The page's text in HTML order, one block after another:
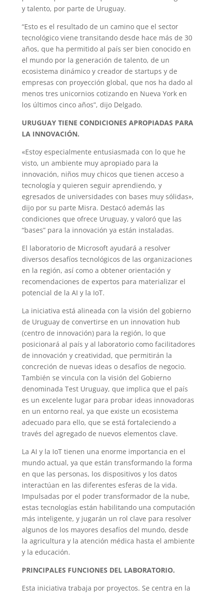
y talento, por parte de Uruguay.
“Esto es el resultado de un camino que el sector
tecnológico viene transitando desde hace más de 30
años, que ha permitido al país ser bien conocido en
el mundo por la generación de talento, de un
ecosistema dinámico y creador de startups y de
empresas con proyección global, que nos ha dado al
menos tres unicornios cotizando en Nueva York en
los últimos cinco años”, dijo Delgado.
URUGUAY TIENE CONDICIONES APROPIADAS PARA
LA INNOVACIÓN.
«Estoy especialmente entusiasmada con lo que he
visto, un ambiente muy apropiado para la
innovación, niños muy chicos que tienen acceso a
tecnología y quieren seguir aprendiendo, y
egresados de universidades con bases muy sólidas»,
dijo por su parte Misra. Destacó además las
condiciones que ofrece Uruguay, y valoró que las
“bases” para la innovación ya están instaladas.
El laboratorio de Microsoft ayudará a resolver
diversos desafíos tecnológicos de las organizaciones
en la región, así como a obtener orientación y
recomendaciones de expertos para materializar el
potencial de la AI y la IoT.
La iniciativa está alineada con la visión del gobierno
de Uruguay de convertirse en un innovation hub
(centro de innovación) para la región, lo que
posicionará al país y al laboratorio como facilitadores
de innovación y creatividad, que permitirán la
concreción de nuevas ideas o desafíos de negocio.
También se vincula con la visión del Gobierno
denominada Test Uruguay, que implica que el país
es un excelente lugar para probar ideas innovadoras
en un entorno real, ya que existe un ecosistema
adecuado para ello, que se está fortaleciendo a
través del agregado de nuevos elementos clave.
La AI y la IoT tienen una enorme importancia en el
mundo actual, ya que están transformando la forma
en que las personas, los dispositivos y los datos
interactúan en las diferentes esferas de la vida.
Impulsadas por el poder transformador de la nube,
estas tecnologías están habilitando una computación
más inteligente, y jugarán un rol clave para resolver
algunos de los mayores desafíos del mundo, desde
la agricultura y la atención médica hasta el ambiente
y la educación.
PRINCIPALES FUNCIONES DEL LABORATORIO.
Esta iniciativa trabaja por proyectos. Se centra en la